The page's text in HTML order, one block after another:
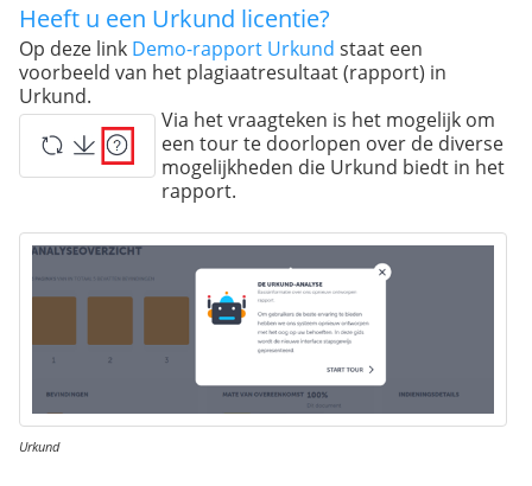
Heeft u een Urkund licentie?
Op deze link Demo-rapport Urkund staat een
voorbeeld van het plagiaatresultaat (rapport) in
Urkund.
Via het vraagteken is het mogelijk om
een tour te doorlopen over de diverse
mogelijkheden die Urkund biedt in het
rapport.
Urkund